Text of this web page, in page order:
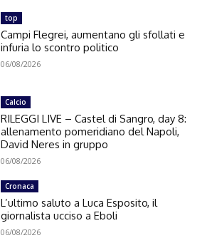
top
Campi Flegrei, aumentano gli sfollati e
infuria lo scontro politico
06/08/2026
Calcio
RILEGGI LIVE – Castel di Sangro, day 8:
allenamento pomeridiano del Napoli,
David Neres in gruppo
06/08/2026
Cronaca
L’ultimo saluto a Luca Esposito, il
giornalista ucciso a Eboli
06/08/2026